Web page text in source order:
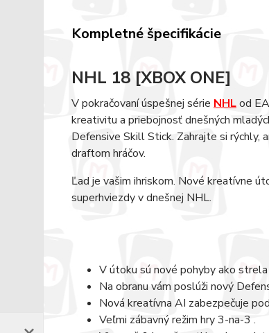
Kompletné špecifikácie
NHL 18 [XBOX ONE]
V pokračovaní úspešnej série NHLod
kreativitu a priebojnosť dnešných
Defensive Skill Stick. Zahrajte si
draftom hráčov.
Ľad je vašim ihriskom. Nové kreatívne
superhviezdy v dnešnej NHL.
V útoku sú nové pohyby ako strela
Na obranu vám poslúži nový
Nová kreatívna AI zabezpečuje
Veľmi zábavný režim hry 3-na-3 .